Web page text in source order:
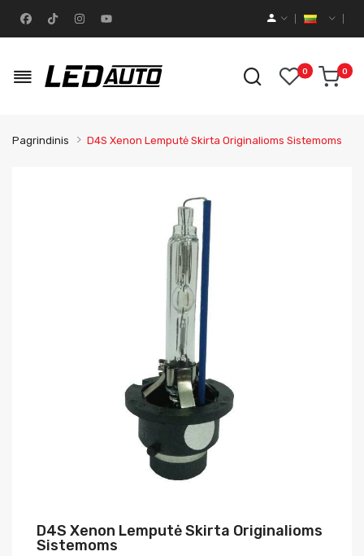
0 0
Pagrindinis D4S Xenon Lemputė Skirta Originalioms Sistemoms
D4S Xenon Lemputė Skirta Originalioms
Sistemoms